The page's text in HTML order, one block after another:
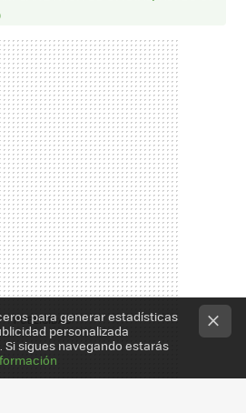
para generar estadísticas
personalizada
sigues navegando estarás